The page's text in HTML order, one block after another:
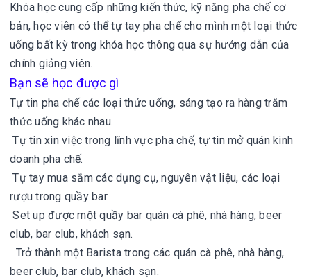
Khóa học cung cấp những kiến thức, kỹ năng pha chế cơ
bản, học viên có thể tự tay pha chế cho mình một loại thức
uống bất kỳ trong khóa học thông qua sự hướng dẫn của
chính giảng viên.
Bạn sẽ học được gì
Tự tin pha chế các loại thức uống, sáng tạo ra hàng trăm
thức uống khác nhau.
Tự tin xin việc trong lĩnh vực pha chế, tự tin mở quán kinh
doanh pha chế.
Tự tay mua sắm các dụng cụ, nguyên vật liệu, các loại
rượu trong quầy bar.
Set up được một quầy bar quán cà phê, nhà hàng, beer
club, bar club, khách sạn.
Trở thành một Barista trong các quán cà phê, nhà hàng,
beer club, bar club, khách sạn.